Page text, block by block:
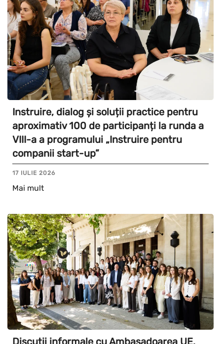
Instruire, dialog și soluții practice pentru
aproximativ 100 de participanți la runda a
VIII-a a programului „Instruire pentru
companii start-up”
17 IULIE 2026
Mai mult